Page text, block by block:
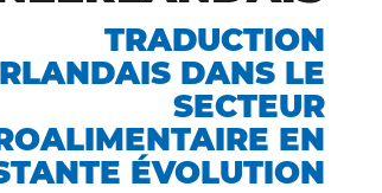
TRADUCTION
DANS LE
SECTEUR
EN
ÉVOLUTION